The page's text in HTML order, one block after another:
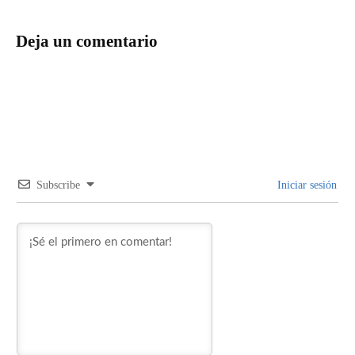
Deja un comentario
Subscribe Iniciar sesión